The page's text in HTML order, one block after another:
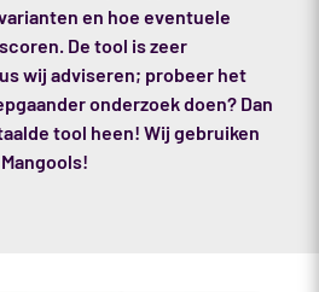
en hoe eventuele
De tool is zeer
wij adviseren; probeer het
onderzoek doen? Dan
tool heen! Wij gebruiken